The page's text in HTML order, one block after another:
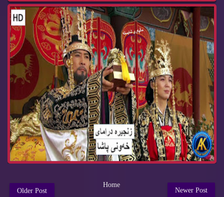
Newer Post
Older Post
Home